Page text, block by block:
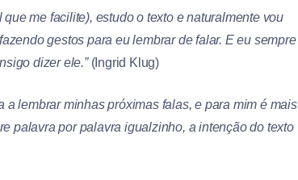
me facilite), estudo o texto e naturalmente vou
gestos para eu lembrar de falar. E eu sempre
dizer ele.”(Ingrid Klug)
lembrar minhas próximas falas, e para mim é mais
palavra por palavra igualzinho, a intenção do texto